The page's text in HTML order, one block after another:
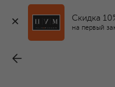
Скидка
на первый